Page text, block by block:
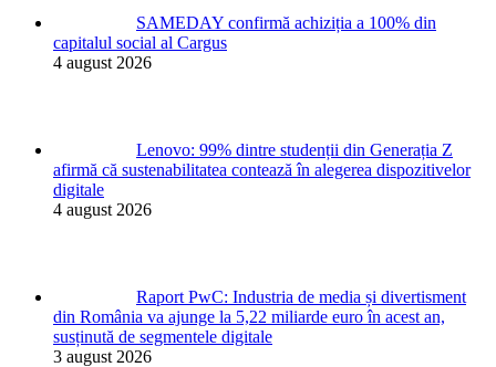
SAMEDAY confirmă achiziția a 100% din
capitalul social al Cargus
4 august 2026
Lenovo: 99% dintre studenții din Generația Z
afirmă că sustenabilitatea contează în alegerea dispozitivelor
digitale
4 august 2026
Raport PwC: Industria de media și divertisment
din România va ajunge la 5,22 miliarde euro în acest an,
susținută de segmentele digitale
3 august 2026